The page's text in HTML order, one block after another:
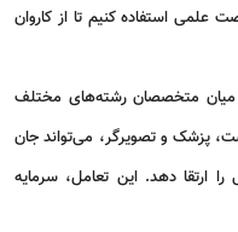
علمی استفاده کنیم تا از کاروان
میان متخصصان رشته‌های مختلف
پزشک و تصویرگر، می‌تواند جان
ارتقا دهد. این تعامل، سرمایه